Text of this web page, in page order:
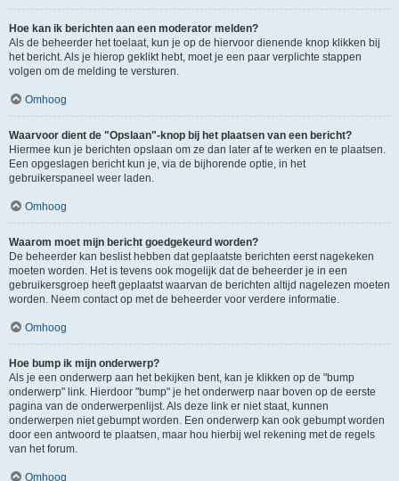
Hoe kan ik berichten aan een moderator melden?
Als de beheerder het toelaat, kun je op de hiervoor dienende knop klikken bij
het bericht. Als je hierop geklikt hebt, moet je een paar verplichte stappen
volgen om de melding te versturen.
Omhoog
Waarvoor dient de "Opslaan"-knop bij het plaatsen van een bericht?
Hiermee kun je berichten opslaan om ze dan later af te werken en te plaatsen.
Een opgeslagen bericht kun je, via de bijhorende optie, in het
gebruikerspaneel weer laden.
Omhoog
Waarom moet mijn bericht goedgekeurd worden?
De beheerder kan beslist hebben dat geplaatste berichten eerst nagekeken
moeten worden. Het is tevens ook mogelijk dat de beheerder je in een
gebruikersgroep heeft geplaatst waarvan de berichten altijd nagelezen moeten
worden. Neem contact op met de beheerder voor verdere informatie.
Omhoog
Hoe bump ik mijn onderwerp?
Als je een onderwerp aan het bekijken bent, kan je klikken op de "bump
onderwerp" link. Hierdoor "bump" je het onderwerp naar boven op de eerste
pagina van de onderwerpenlijst. Als deze link er niet staat, kunnen
onderwerpen niet gebumpt worden. Een onderwerp kan ook gebumpt worden
door een antwoord te plaatsen, maar hou hierbij wel rekening met de regels
van het forum.
Omhoog